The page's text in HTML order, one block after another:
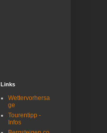
Links
Wettervorhersa
ge
Tourentipp -
Infos